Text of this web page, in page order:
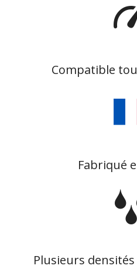
Compatible
Fabriqué
Plusieurs